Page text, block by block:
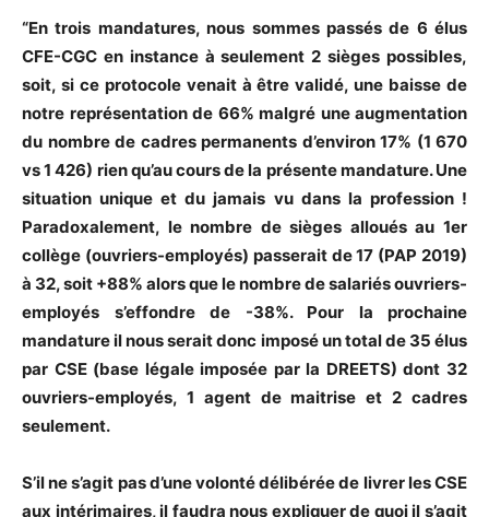
“En trois mandatures, nous sommes passés de 6 élus
CFE-CGC en instance à seulement 2 sièges possibles,
soit, si ce protocole venait à être validé, une baisse de
notre représentation de 66% malgré une augmentation
du nombre de cadres permanents d’environ 17% (1 670
vs 1 426) rien qu’au cours de la présente mandature. Une
situation unique et du jamais vu dans la profession !
Paradoxalement, le nombre de sièges alloués au 1er
collège (ouvriers-employés) passerait de 17 (PAP 2019)
à 32, soit +88% alors que le nombre de salariés ouvriers-
employés s’effondre de -38%. Pour la prochaine
mandature il nous serait donc imposé un total de 35 élus
par CSE (base légale imposée par la DREETS) dont 32
ouvriers-employés, 1 agent de maitrise et 2 cadres
seulement.
S’il ne s’agit pas d’une volonté délibérée de livrer les CSE
aux intérimaires, il faudra nous expliquer de quoi il s’agit